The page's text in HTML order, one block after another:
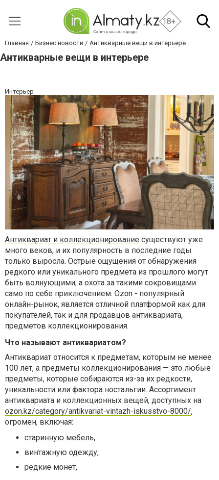
18+
Главная Бизнес новости Антикварные вещи в интерьере
Антикварные вещи в интерьере
Интерьер
Антиквариат и коллекционирование существуют уже
много веков, и их популярность в последние годы
только выросла. Острые ощущения от обнаружения
редкого или уникального предмета из прошлого могут
быть волнующими, а охота за такими сокровищами
само по себе приключением. Ozon - популярный
онлайн-рынок, является отличной платформой как для
покупателей, так и для продавцов антиквариата,
предметов коллекционирования.
Что называют антиквариатом?
Антиквариат относится к предметам, которым не менее
100 лет, а предметы коллекционирования — это любые
предметы, которые собираются из-за их редкости,
уникальности или фактора ностальгии. Ассортимент
антиквариата и коллекционных вещей, доступных на
ozon.kz/category/antikvariat-vintazh-iskusstvo-8000/,
огромен, включая:
старинную мебель,
винтажную одежду,
редкие монет,